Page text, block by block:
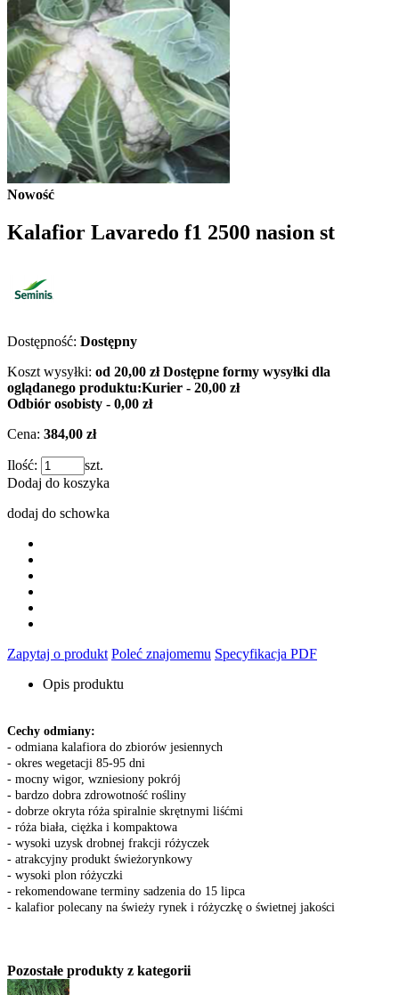
Nowość
Kalafior Lavaredo f1 2500 nasion st
Dostępność: Dostępny
Koszt wysyłki: od 20,00 złDostępne formy wysyłki dla
oglądanego produktu:Kurier - 20,00 zł
Odbiór osobisty - 0,00 zł
Cena: 384,00 zł
Ilość:
szt.
Dodaj do koszyka
dodaj do schowka
Zapytaj o produkt Poleć znajomemu Specyfikacja PDF
Opis produktu
Cechy odmiany:
- odmiana kalafiora do zbiorów jesiennych
- okres wegetacji 85-95 dni
- mocny wigor, wzniesiony pokrój
- bardzo dobra zdrowotność rośliny
- dobrze okryta róża spiralnie skrętnymi liśćmi
- róża biała, ciężka i kompaktowa
- wysoki uzysk drobnej frakcji różyczek
- atrakcyjny produkt świeżorynkowy
- wysoki plon różyczki
- rekomendowane terminy sadzenia do 15 lipca
- kalafior polecany na świeży rynek i różyczkę o świetnej jakości
Pozostałe produkty z kategorii